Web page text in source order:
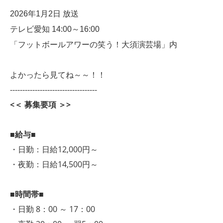
2026年1月2日 放送
テレビ愛知 14:00～16:00
「 フットボールアワーの笑う！大須演芸場 」内
よかったら見てね～～！！
-----------------------------------
<＜ 募集要項 ＞>
■給与■
・日勤：日給12,000円～
・夜勤：日給14,500円～
■時間帯■
・日勤 8：00 ～ 17：00